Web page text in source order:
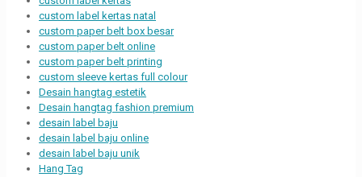
custom label kertas natal
custom paper belt box besar
custom paper belt online
custom paper belt printing
custom sleeve kertas full colour
Desain hangtag estetik
Desain hangtag fashion premium
desain label baju
desain label baju online
desain label baju unik
Hang Tag